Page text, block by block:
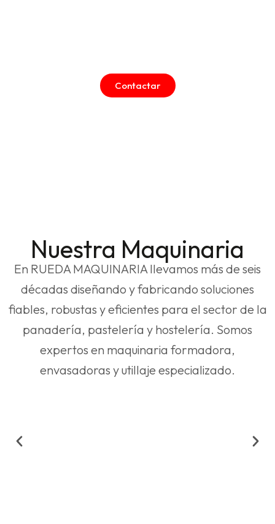
Contactar
Nuestra Maquinaria
En RUEDA MAQUINARIA llevamos más de seis
décadas diseñando y fabricando soluciones
fiables, robustas y eficientes para el sector de la
panadería, pastelería y hostelería. Somos
expertos en maquinaria formadora,
envasadoras y utillaje especializado.